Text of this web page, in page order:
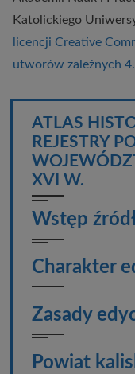
Katolickiego
licencji Creative
utworów zależnych
ATLAS
REJESTRY
XVI W.
Wstęp
Charakter
Zasady
Powiat